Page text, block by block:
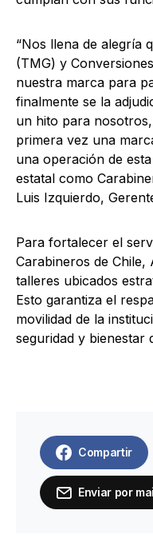
“Nos llena de alegría
(TMG) y
nuestra marca para
finalmente se la
un hito para
primera vez una
una operación de
estatal como
Luis Izquierdo,
Para fortalecer el
Carabineros de
talleres ubicados
Esto garantiza el
movilidad de la
seguridad y bienestar
Compartir
Enviar por